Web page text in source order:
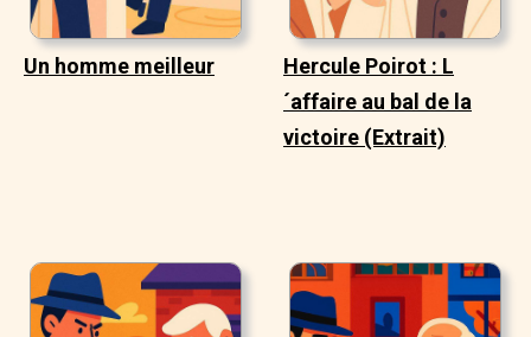
Un homme meilleur
Hercule Poirot : L
´affaire au bal de la
victoire (Extrait)